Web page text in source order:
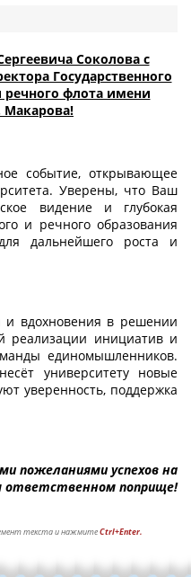
Соколова с
Государственного
речного флота имени
Макарова!
событие, открывающее
Уверены, что Ваш
видение и глубокая
и речного образования
дальнейшего роста и
вдохновения в решении
реализации инициатив и
единомышленников.
университету новые
уверенность, поддержка
пожеланиями успехов на
ответственном поприще!
текста и нажмитеCtrl+Enter.